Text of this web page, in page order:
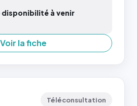
disponibilité à venir
Voir la fiche
Téléconsultation